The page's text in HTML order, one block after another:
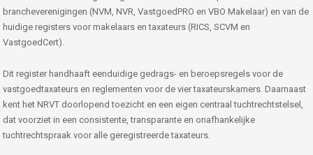
brancheverenigingen (NVM, NVR, VastgoedPRO en VBO Makelaar) en van de
huidige registers voor makelaars en taxateurs (RICS, SCVM en
VastgoedCert).
Dit register handhaaft eenduidige gedrags- en beroepsregels voor de
vastgoedtaxateurs en reglementen voor de vier taxateurskamers. Daarnaast
kent het NRVT doorlopend toezicht en een eigen centraal tuchtrechtstelsel,
dat voorziet in een consistente, transparante en onafhankelijke
tuchtrechtspraak voor alle geregistreerde taxateurs.